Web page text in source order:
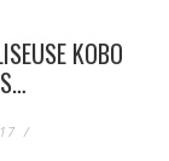
KOBO
/